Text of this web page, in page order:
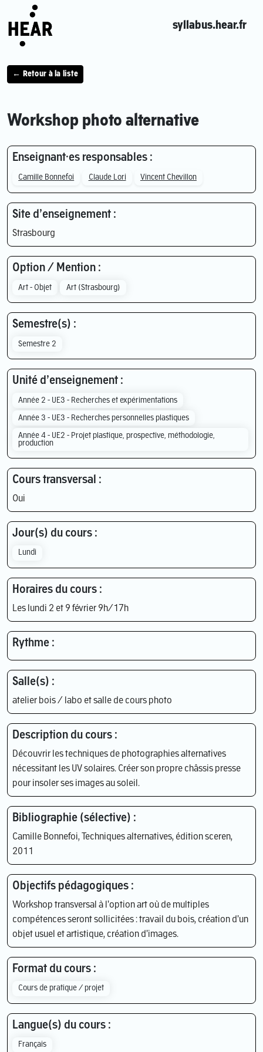
syllabus.hear.fr
← Retour à la liste
Workshop photo alternative
Enseignant·es responsables :
Camille Bonnefoi Claude Lori Vincent Chevillon
Site d’enseignement :
Strasbourg
Option / Mention :
Art - Objet Art (Strasbourg)
Semestre(s) :
Semestre 2
Unité d’enseignement :
Année 2 - UE3 - Recherches et expérimentations
Année 3 - UE3 - Recherches personnelles plastiques
Année 4 - UE2 - Projet plastique, prospective, méthodologie,
production
Cours transversal :
Oui
Jour(s) du cours :
Lundi
Horaires du cours :
Les lundi 2 et 9 février 9h/17h
Rythme :
Salle(s) :
atelier bois / labo et salle de cours photo
Description du cours :
Découvrir les techniques de photographies alternatives
nécessitant les UV solaires. Créer son propre châssis presse
pour insoler ses images au soleil.
Bibliographie (sélective) :
Camille Bonnefoi, Techniques alternatives, édition sceren,
2011
Objectifs pédagogiques :
Workshop transversal à l'option art où de multiples
compétences seront sollicitées : travail du bois, création d'un
objet usuel et artistique, création d'images.
Format du cours :
Cours de pratique / projet
Langue(s) du cours :
Français